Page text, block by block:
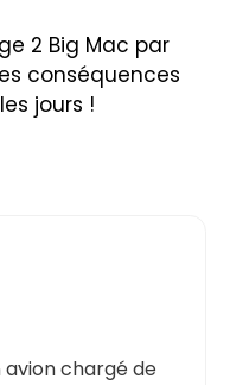
2 Big Mac par
conséquences
jours !
avion chargé de